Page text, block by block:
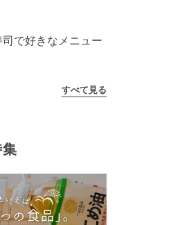
で好きなメニュー
すべて見る